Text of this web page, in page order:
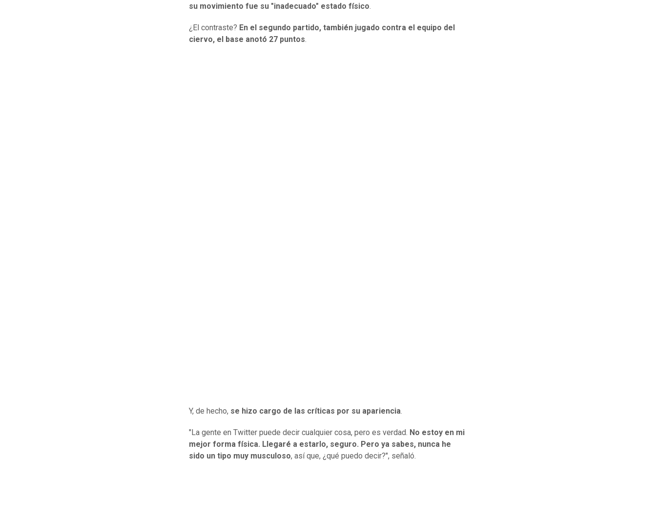
su movimiento fue su "inadecuado" estado físico.
¿El contraste? En el segundo partido, también jugado contra el equipo del
ciervo, el base anotó 27 puntos.
Y, de hecho, se hizo cargo de las críticas por su apariencia
"La gente en Twitter puede decir cualquier cosa, pero es verdad. No estoy en mi
mejor forma física. Llegaré a estarlo, seguro. Pero ya sabes, nunca he
sido un tipo muy musculoso, así que, ¿qué puedo decir?", señaló.